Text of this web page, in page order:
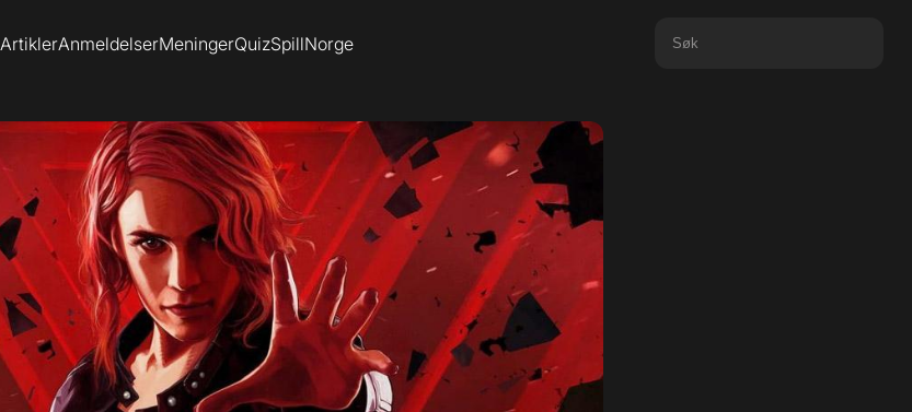
ArtiklerAnmeldelserMeningerQuizSpillNorge